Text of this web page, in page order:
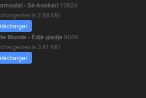
- Sé-kookari 10824
2.88 MB
Monde - Édjè gladja 9049
3.81 MB